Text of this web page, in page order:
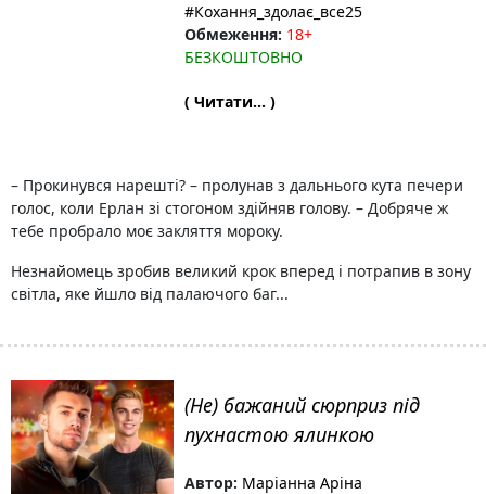
#Кохання_здолає_все25
Обмеження: 18+
БЕЗКОШТОВНО
( Читати... )
– Прокинувся нарешті? – пролунав з дальнього кута печери
голос, коли Ерлан зі стогоном здійняв голову. – Добряче ж
тебе пробрало моє закляття мороку.
Незнайомець зробив великий крок вперед і потрапив в зону
світла, яке йшло від палаючого баг...
(Не) бажаний сюрприз під
пухнастою ялинкою
Автор: Маріанна Аріна